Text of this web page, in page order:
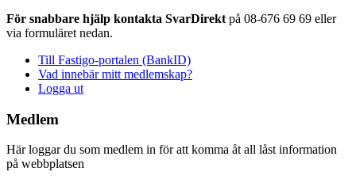
För snabbare hjälp kontakta SvarDirekt på 08-676 69 69 eller
via formuläret nedan.
Till Fastigo-portalen (BankID)
Vad innebär mitt medlemskap?
Logga ut
Medlem
Här loggar du som medlem in för att komma åt all låst information
på webbplatsen